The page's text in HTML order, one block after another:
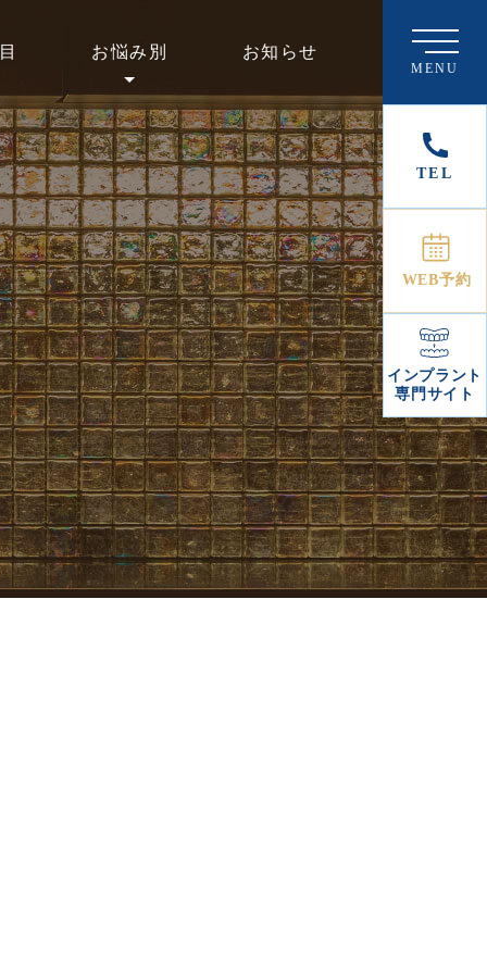
お悩み別 お知らせ
MENU
TEL
WEB予約
インプラント
専門サイト